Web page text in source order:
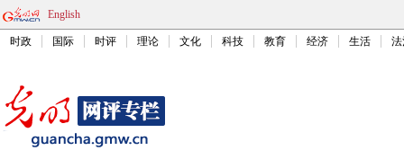
English
时政 国际 时评 理论 文化 科技 教育 经济 生活